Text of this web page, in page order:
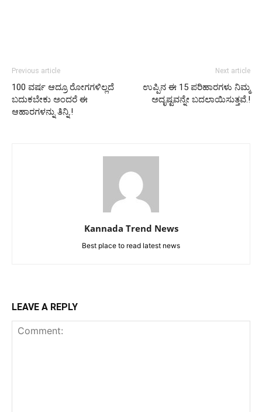
Previous article
100 ವರ್ಷ ಆದ್ರೂ ರೋಗಗಳಿಲ್ಲದೆ
ಬದುಕಬೇಕು ಅಂದರೆ ಈ
ಆಹಾರಗಳನ್ನು ತಿನ್ನಿ.!
Next article
ಉಪ್ಪಿನ ಈ 15 ಪರಿಹಾರಗಳು ನಿಮ್ಮ
ಅದೃಷ್ಟವನ್ನೇ ಬದಲಾಯಿಸುತ್ತವೆ.!
Kannada Trend News
Best place to read latest news
LEAVE A REPLY